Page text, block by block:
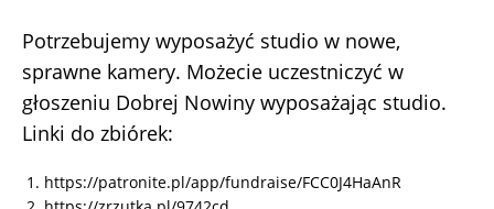
Potrzebujemy wyposażyć studio w nowe,
sprawne kamery. Możecie uczestniczyć w
głoszeniu Dobrej Nowiny wyposażając studio.
Linki do zbiórek:
https://patronite.pl/app/fundraise/FCC0J4HaAnR